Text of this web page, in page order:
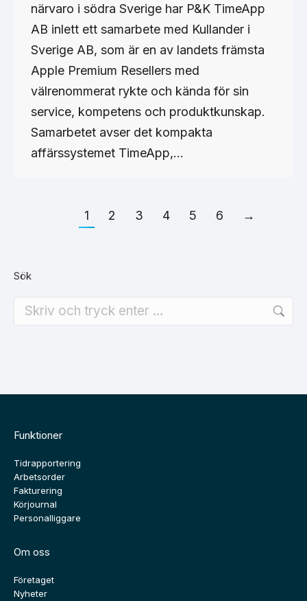
närvaro i södra Sverige har P&K TimeApp
AB inlett ett samarbete med Kullander i
Sverige AB, som är en av landets främsta
Apple Premium Resellers med
välrenommerat rykte och kända för sin
service, kompetens och produktkunskap.
Samarbetet avser det kompakta
affärssystemet TimeApp,…
1 2 3 4 5 6 →
Sök
Funktioner
Tidrapportering
Arbetsorder
Fakturering
Körjournal
Personalliggare
Om oss
Företaget
Nyheter